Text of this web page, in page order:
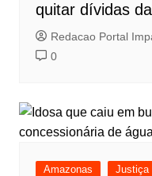
quitar dívidas
Redacao Portal
0
Amazonas Justiça